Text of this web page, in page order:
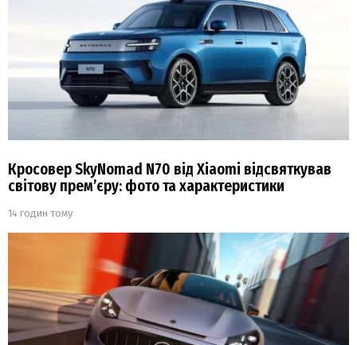
Кросовер SkyNomad N70 від Xiaomi відсвяткував
світову прем’єру: фото та характеристики
14 годин тому